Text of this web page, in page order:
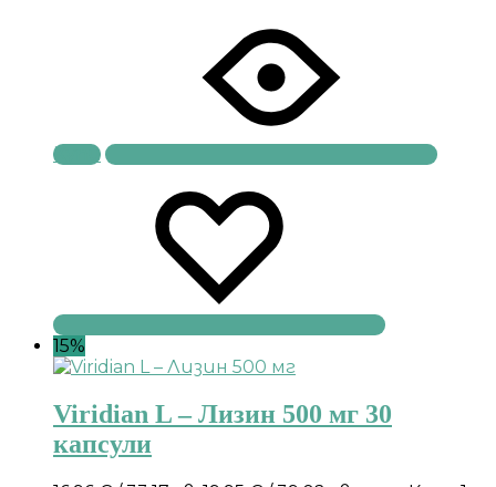
Купи
15%
Viridian L – Лизин 500 мг 30
капсули